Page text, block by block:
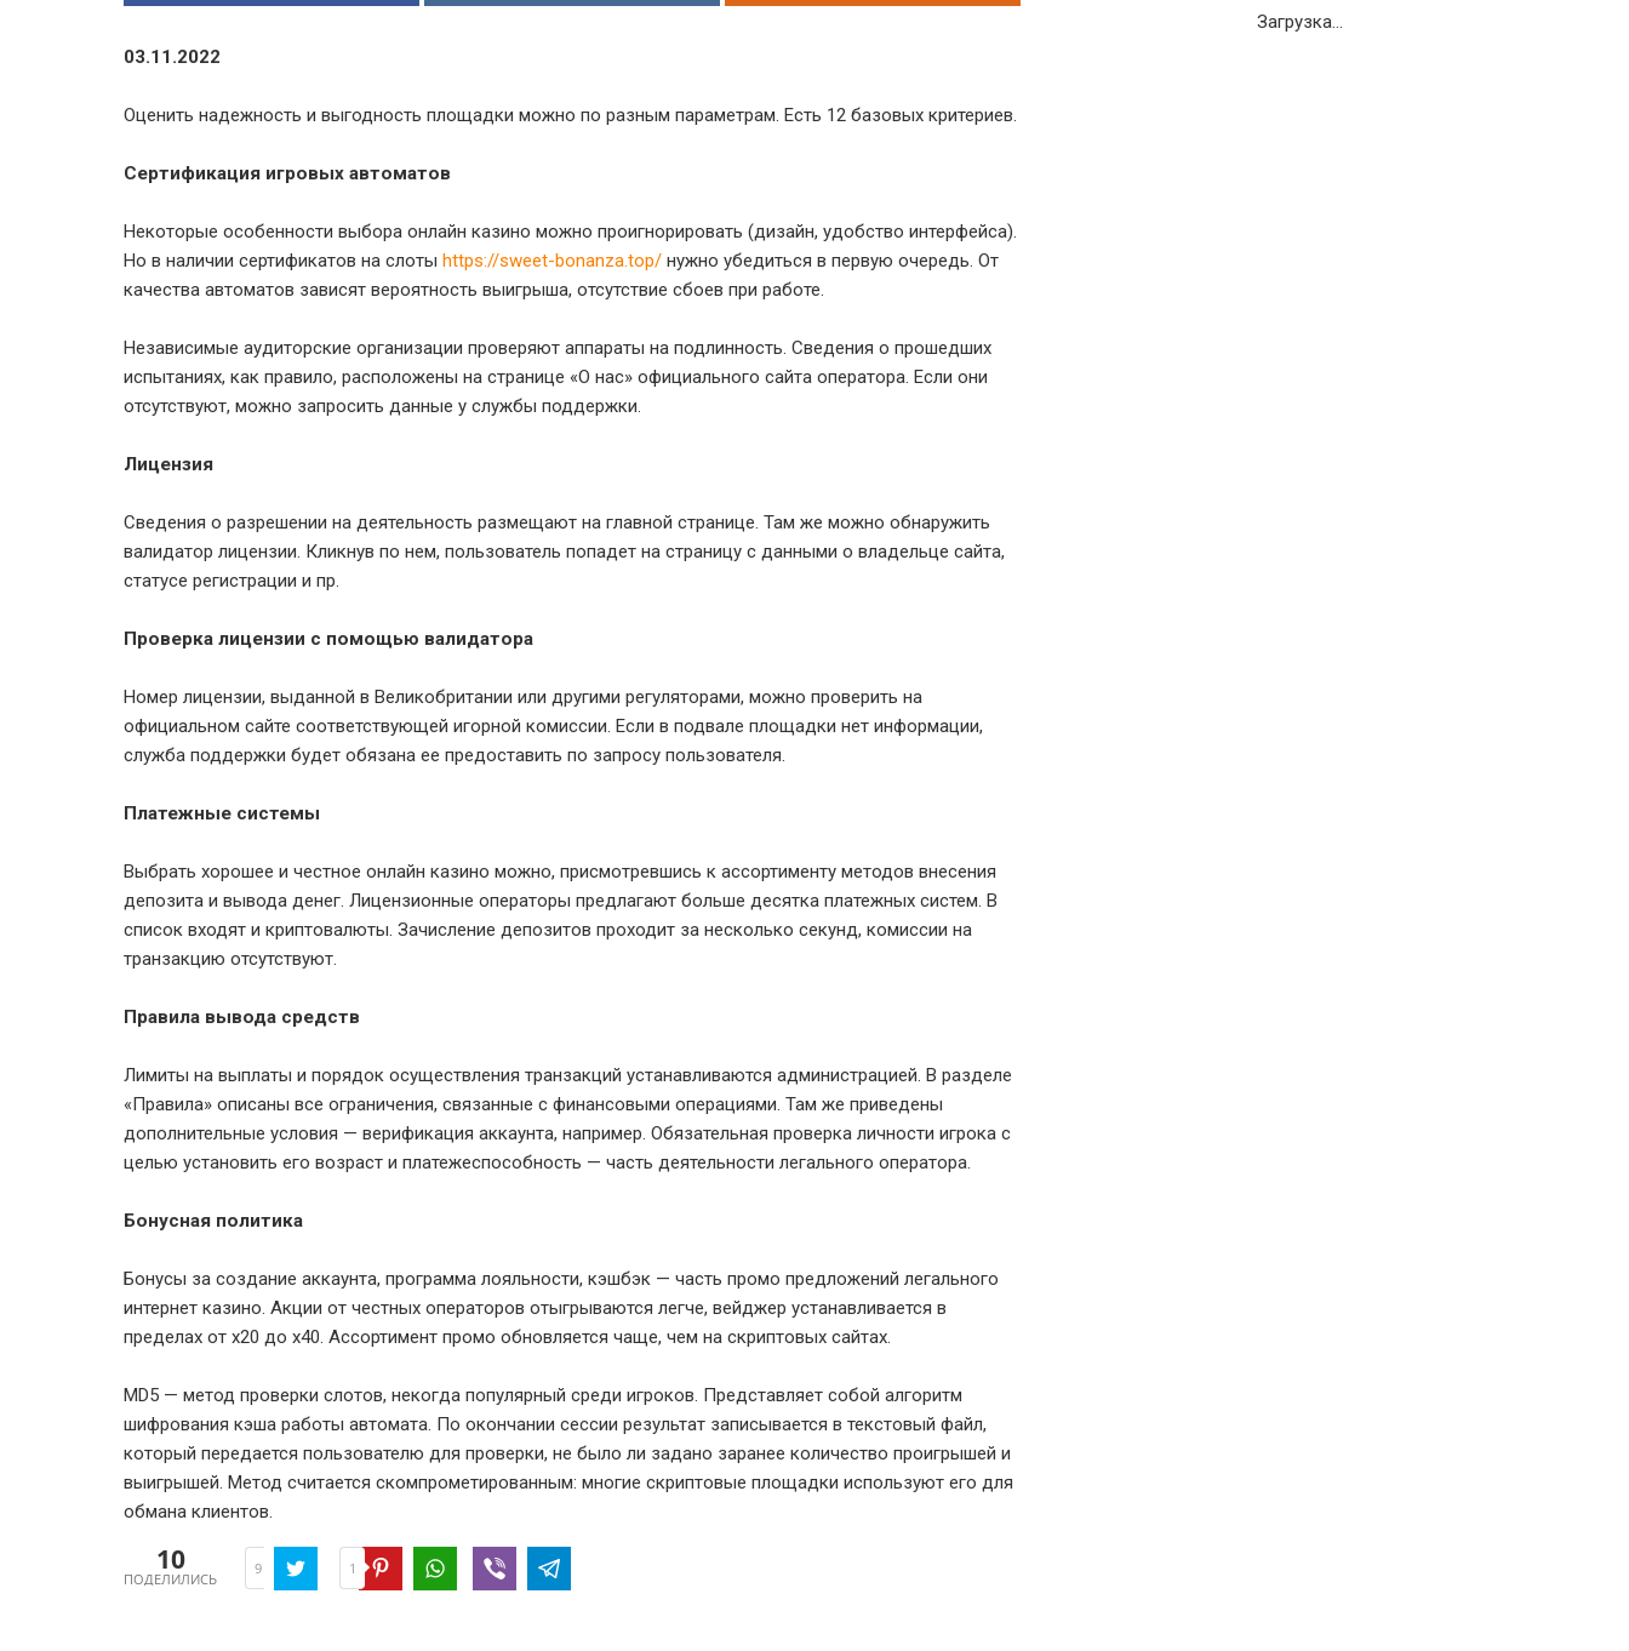
03.11.2022
Оценить надежность и выгодность площадки можно по разным параметрам. Есть 12 базовых критериев.
Сертификация игровых автоматов
Некоторые особенности выбора онлайн казино можно проигнорировать (дизайн, удобство интерфейса).
Но в наличии сертификатов на слоты https://sweet-bonanza.top/ нужно убедиться в первую очередь. От
качества автоматов зависят вероятность выигрыша, отсутствие сбоев при работе.
Независимые аудиторские организации проверяют аппараты на подлинность. Сведения о прошедших
испытаниях, как правило, расположены на странице «О нас» официального сайта оператора. Если они
отсутствуют, можно запросить данные у службы поддержки.
Лицензия
Сведения о разрешении на деятельность размещают на главной странице. Там же можно обнаружить
валидатор лицензии. Кликнув по нем, пользователь попадет на страницу с данными о владельце сайта,
статусе регистрации и пр.
Проверка лицензии с помощью валидатора
Номер лицензии, выданной в Великобритании или другими регуляторами, можно проверить на
официальном сайте соответствующей игорной комиссии. Если в подвале площадки нет информации,
служба поддержки будет обязана ее предоставить по запросу пользователя.
Платежные системы
Выбрать хорошее и честное онлайн казино можно, присмотревшись к ассортименту методов внесения
депозита и вывода денег. Лицензионные операторы предлагают больше десятка платежных систем. В
список входят и криптовалюты. Зачисление депозитов проходит за несколько секунд, комиссии на
транзакцию отсутствуют.
Правила вывода средств
Лимиты на выплаты и порядок осуществления транзакций устанавливаются администрацией. В разделе
«Правила» описаны все ограничения, связанные с финансовыми операциями. Там же приведены
дополнительные условия — верификация аккаунта, например. Обязательная проверка личности игрока с
целью установить его возраст и платежеспособность — часть деятельности легального оператора.
Бонусная политика
Бонусы за создание аккаунта, программа лояльности, кэшбэк — часть промо предложений легального
интернет казино. Акции от честных операторов отыгрываются легче, вейджер устанавливается в
пределах от х20 до х40. Ассортимент промо обновляется чаще, чем на скриптовых сайтах.
MD5 — метод проверки слотов, некогда популярный среди игроков. Представляет собой алгоритм
шифрования кэша работы автомата. По окончании сессии результат записывается в текстовый файл,
который передается пользователю для проверки, не было ли задано заранее количество проигрышей и
выигрышей. Метод считается скомпрометированным: многие скриптовые площадки используют его для
обмана клиентов.
10
ПОДЕЛИЛИСЬ
9 1
Загрузка...